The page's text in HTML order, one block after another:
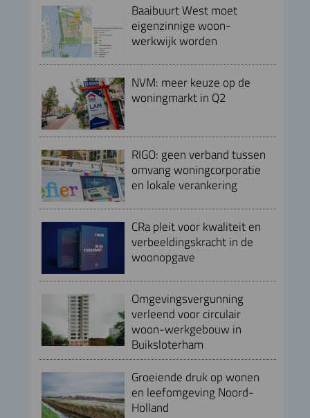
Baaibuurt West moet
eigenzinnige woon-
werkwijk worden
NVM: meer keuze op de
woningmarkt in Q2
RIGO: geen verband tussen
omvang woningcorporatie
en lokale verankering
CRa pleit voor kwaliteit en
verbeeldingskracht in de
woonopgave
Omgevingsvergunning
verleend voor circulair
woon-werkgebouw in
Buiksloterham
Groeiende druk op wonen
en leefomgeving Noord-
Holland